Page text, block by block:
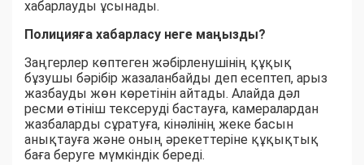
хабарлауды ұсынады.
Полицияға хабарласу неге маңызды?
Заңгерлер көптеген жәбірленушінің құқық
бұзушы бәрібір жазаланбайды деп есептеп, арыз
жазбауды жөн көретінін айтады. Алайда дәл
ресми өтініш тексеруді бастауға, камералардан
жазбаларды сұратуға, кінәлінің жеке басын
анықтауға және оның әрекеттеріне құқықтық
баға беруге мүмкіндік береді.